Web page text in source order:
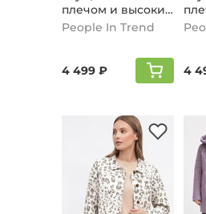
плечом и высоким
воротом, хаки
People In Trend
4 499 ₽ 4